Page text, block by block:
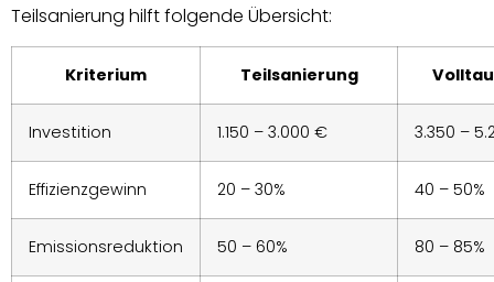
Teilsanierung hilft folgende Übersicht:
Kriterium Teilsanierung
Investition 1.150 – 3.000 € 3.350 –
Effizienzgewinn 20 – 30% 40 – 50%
Emissionsreduktion 50 – 60% 80 – 85%